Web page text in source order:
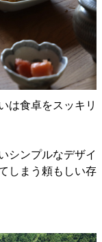
は食卓をスッキリ
シンプルなデザイ
しまう頼もしい存